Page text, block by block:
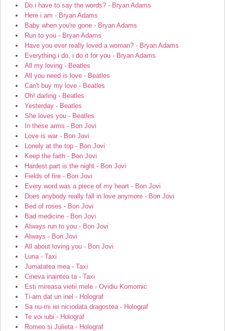
Do i have to say the words? - Bryan Adams
Here i am - Bryan Adams
Baby when you're gone - Bryan Adams
Run to you - Bryan Adams
Have you ever really loved a woman? - Bryan Adams
Everything i do, i do it for you - Bryan Adams
All my loving - Beatles
All you need is love - Beatles
Can't buy my love - Beatles
Oh! darling - Beatles
Yesterday - Beatles
She loves you - Beatles
In these arms - Bon Jovi
Love is war - Bon Jovi
Lonely at the top - Bon Jovi
Keep the faith - Bon Jovi
Hardest part is the night - Bon Jovi
Fields of fire - Bon Jovi
Every word was a piece of my heart - Bon Jovi
Does anybody really fall in love anymore - Bon Jovi
Bed of roses - Bon Jovi
Bad medicine - Bon Jovi
Always run to you - Bon Jovi
Always - Bon Jovi
All about loving you - Bon Jovi
Luna - Taxi
Jumatatea mea - Taxi
Cineva inaintea ta - Taxi
Esti mireasa vietii mele - Ovidiu Komornic
Ti-am dat un inel - Holograf
Sa nu-mi iei niciodata dragostea - Holograf
Te voi iubi - Holograf
Romeo si Julieta - Holograf